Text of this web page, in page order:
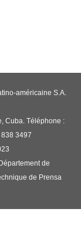
américaine S.A.
Cuba. Téléphone :
3497
de
de Prensa